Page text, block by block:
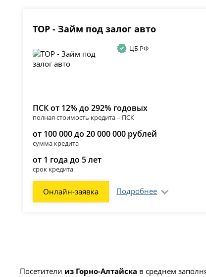
ТОР - Займ под залог авто
ЦБ РФ
ПСК от 12% до 292% годовых
полная стоимость кредита – ПСК
от 100 000 до 20 000 000 рублей
сумма кредита
от 1 года до 5 лет
срок кредита
Онлайн-заявка Подробнее
Посетители из Горно-Алтайска в среднем